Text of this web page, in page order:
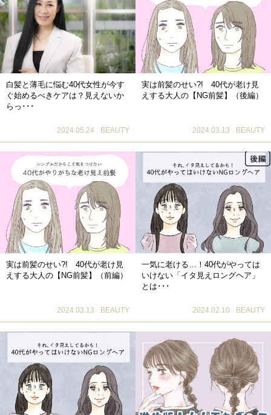
白髪と薄毛に悩む40代女性が今す
ぐ始めるべきケアは？見えないか
らっ･･･
2024.05.24 BEAUTY
実は前髪のせい?! 40代が老け見
えする大人の【NG前髪】（後編）
2024.03.13 BEAUTY
実は前髪のせい?! 40代が老け見
えする大人の【NG前髪】（前編）
2024.03.13 BEAUTY
一気に老ける…！40代がやっては
いけない「イタ見えロングヘア」
とは･･･
2024.02.10 BEAUTY